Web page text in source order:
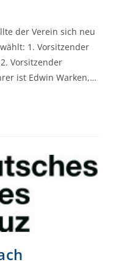
der Verein sich neu
1. Vorsitzender
Vorsitzender
ist Edwin Warken,…